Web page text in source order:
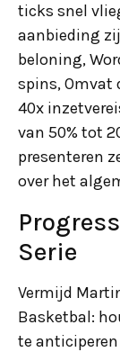
ticks snel
aanbieding
beloning,
spins, Omvat
40x
van 50% tot
presenteren
over het
Serie
Vermijd
Basketbal:
te anticiperen